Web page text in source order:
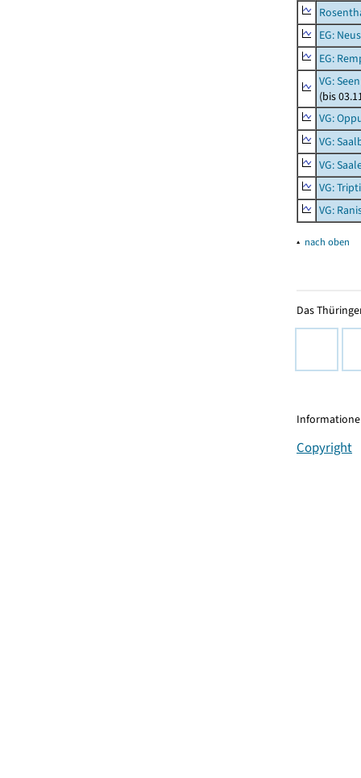
EG:
EG:
VG:
(bis
VG:
VG:
VG:
VG:
VG:
▴ nach oben
Das
Copyright